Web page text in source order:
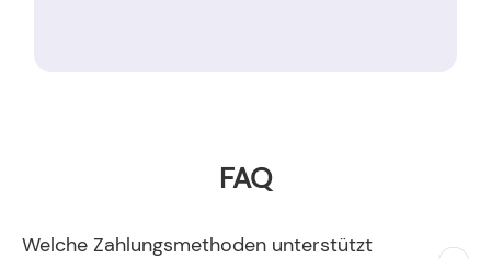
FAQ
Welche Zahlungsmethoden unterstützt